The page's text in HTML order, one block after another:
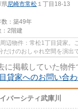
県尼崎市常松 １丁目18-13
数：築49年
：2階建
辺物件：常松1丁目貸家。
だけのおしゃれ空間を演出
に掲載していた物件
貸家へのお問い合
バーシティ武庫川